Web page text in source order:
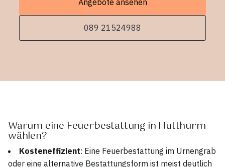
Angebote ansehen
089 21524988
Warum eine Feuerbestattung in Hutthurm
wählen?
Kosteneffizient: Eine Feuerbestattung im Urnengrab
oder eine alternative Bestattungsform ist meist deutlich